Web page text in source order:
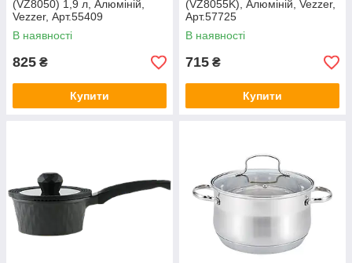
(VZ8050) 1,9 л, Алюміній,
Vezzer, Арт.55409
В наявності
825 ₴
Купити
(VZ8055K), Алюміній, Vezzer,
Арт.57725
В наявності
715 ₴
Купити